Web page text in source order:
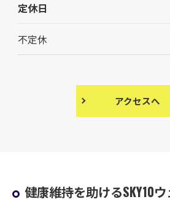
定休日
不定休
アクセスへ
健康維持を助けるSKY10